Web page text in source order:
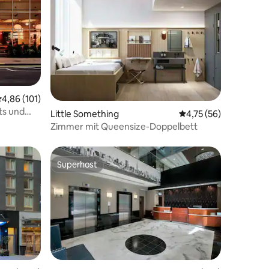
Bewertungen
Bewertung: 4,86 von 5, 101 Bewertungen
4,86 (101)
und
Little Something Durchschnittliche
4,75 (56)
Zimmer mit Queensize-Doppelbett
Superhost
Superhost